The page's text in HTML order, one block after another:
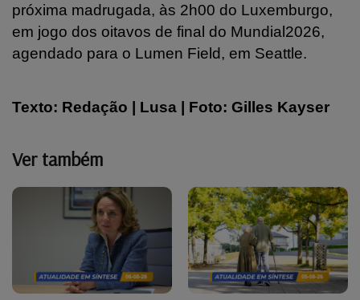
próxima madrugada, às 2h00 do Luxemburgo,
em jogo dos oitavos de final do Mundial2026,
agendado para o Lumen Field, em Seattle.
Texto: Redação | Lusa | Foto: Gilles Kayser
Ver também